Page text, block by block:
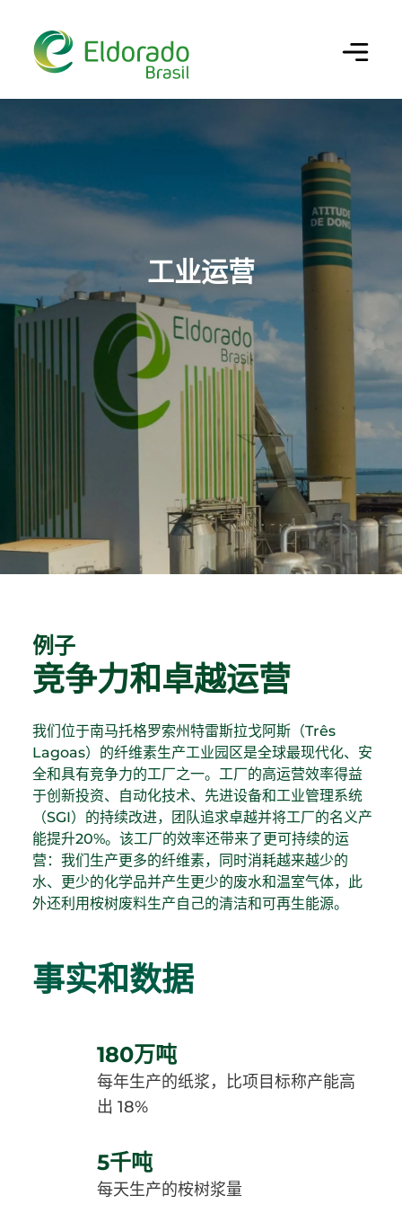
Configurar cookies
Utilizamos cookies para oferecer a melhor
quais categorias de cookies deseja permitir. Para
Política de
Cookies.
Cookies Estritamente Necessários
Necessários para o funcionamento do site e
segurança da navegação.
Cookies de Desempenho/Performance
Permitem analisar acessos e
comportamento de navegação para
melhorar a performance do site.
Recusar não essenciais
Aceitar todos
Salvar preferências
公司
历史沿革
我们的文化
业务、绩效和创新
我们的纸浆
生产链
林区
可再生能源发电
综合物流
Tabela de Preços
可持续经营
废物管理
绿色能源
巴西埃尔多拉多（Eldorado Brasil）在社区
软件
认证
可持续发展报告
森林管理计划
巴西埃尔多拉多
About Ethics Line
Hotline Channel
Relatório de Equidade Salarial
对市场的公告
招聘信息
内容中心
媒体中的埃尔多拉多
新闻办公室
PT
EN
ES
中文
工业运营
例子
竞争力和卓越运营
我们位于南马托格罗索州特雷斯拉戈阿斯（Três
Lagoas）的纤维素生产工业园区是全球最现代化、安
全和具有竞争力的工厂之一。工厂的高运营效率得益
于创新投资、自动化技术、先进设备和工业管理系统
（SGI）的持续改进，团队追求卓越并将工厂的名义产
能提升20%。该工厂的效率还带来了更可持续的运
营：我们生产更多的纤维素，同时消耗越来越少的
水、更少的化学品并产生更少的废水和温室气体，此
外还利用桉树废料生产自己的清洁和可再生能源。
事实和数据
180万吨
每年生产的纸浆，比项目标称产能高
出 18%
5千吨
每天生产的桉树浆量